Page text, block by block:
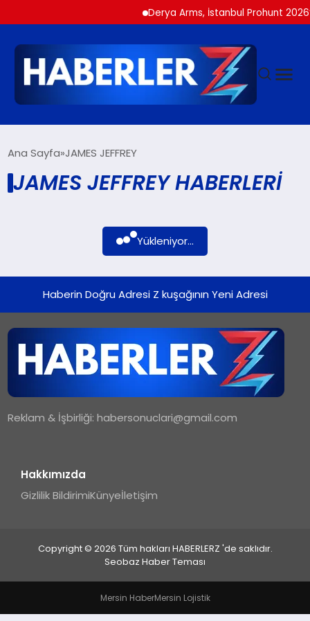
Derya Arms, İstanbul Prohunt
SIYASET
SPOR
TEKNOLOJI
Ana Sayfa JAMES JEFFREY
JAMES JEFFREY HABERLERI
Yükleniyor...
Haberin Doğru Adresi Z kuşağının Yeni Adresi
Reklam & İşbirliği:habersonuclari@gmail.com
Hakkımızda
Gizlilik BildirimiKünyeİletişim
Copyright © 2026 Tüm hakları HABERLERZ 'de saklıdır.
Seobaz Haber Teması
Mersin HaberMersin Lojistik